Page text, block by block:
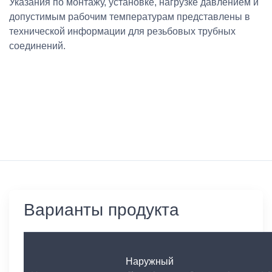
Указания по монтажу, установке, нагрузке давлением и
допустимым рабочим температурам представлены в
технической информации для резьбовых трубных
соединений.
Варианты продукта
Наружный